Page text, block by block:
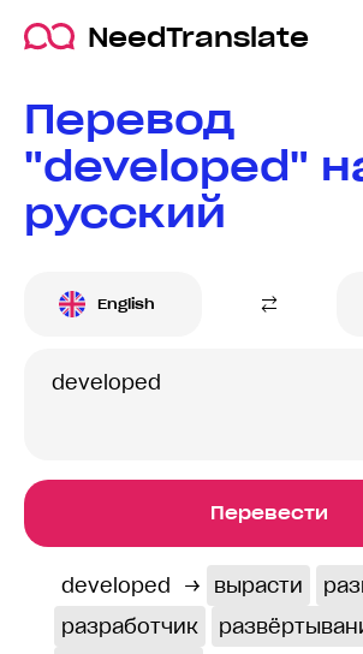
NeedTranslate
Перевод
"developed"
русский
English
Перевести
developed → вырасти
разработчик